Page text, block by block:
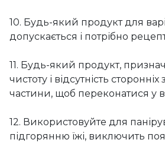
10. Будь-який продукт для
допускається і потрібно
11. Будь-який продукт,
чистоту і відсутність
частини, щоб переконатися у
12. Використовуйте для
підгорянню їжі, виключить